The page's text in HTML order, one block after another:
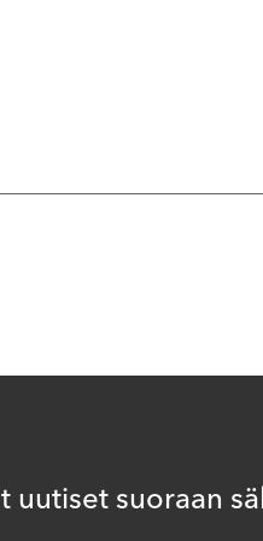
uutiset suoraan